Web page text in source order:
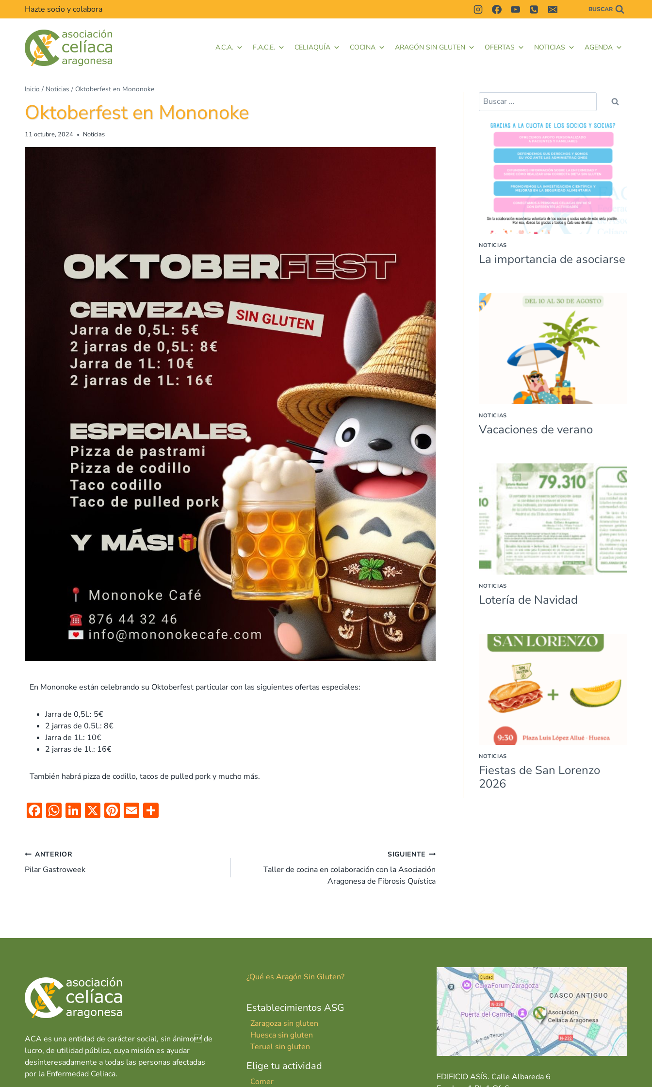
Hazte socio y colabora BUSCAR
A.C.A. F.A.C.E. CELIAQUÍA COCINA ARAGÓN SIN GLUTEN OFERTAS NOTICIAS AGENDA
Inicio / Noticias / Oktoberfest en Mononoke
Oktoberfest en Mononoke
11 octubre, 2024 Noticias
En Mononoke están celebrando su Oktoberfest particular con las siguientes ofertas especiales:
Jarra de 0,5l.: 5€
2 jarras de 0.5l.: 8€
Jarra de 1l.: 10€
2 jarras de 1l.: 16€
También habrá pizza de codillo, tacos de pulled pork y mucho más.
F
b
o
W
s
A
Li
dI
X Pi E
ANTERIOR
Pilar Gastroweek
SIGUIENTE
Taller de cocina en colaboración con la Asociación
Aragonesa de Fibrosis Quística
NOTICIAS
La importancia de asociarse
NOTICIAS
Vacaciones de verano
NOTICIAS
Lotería de Navidad
NOTICIAS
Fiestas de San Lorenzo
2026
ACA es una entidad de carácter social, sin ánimo de
lucro, de utilidad pública, cuya misión es ayudar
desinteresadamente a todas las personas afectadas
por la Enfermedad Celiaca.
¿Qué es Aragón Sin Gluten?
Establecimientos ASG
Zaragoza sin gluten
Huesca sin gluten
Teruel sin gluten
Elige tu actividad
Comer
EDIFICIO ASÍS. Calle Albareda 6